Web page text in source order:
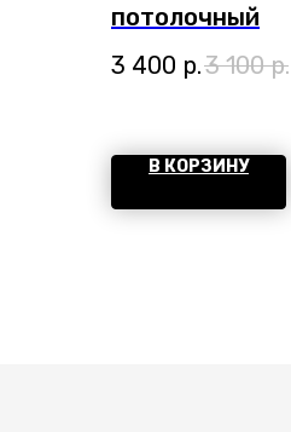
потолочный
3 400 р.3 100 р.
В КОРЗИНУ